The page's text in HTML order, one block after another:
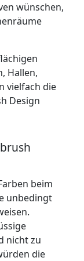
wünschen,
Hallen,
vielfach die
Design
beim
unbedingt
nicht zu
die